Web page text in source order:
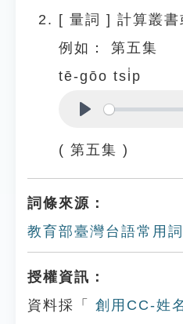
[ 量詞 ] 計算叢書
例如：
第五集
tē-gōo tsi̍p
( 第五集 )
詞條來源：
教育部臺灣台語常用
授權資訊：
資料採「
創用CC-姓